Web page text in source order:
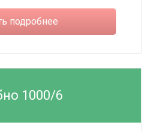
подробнее
1000/6